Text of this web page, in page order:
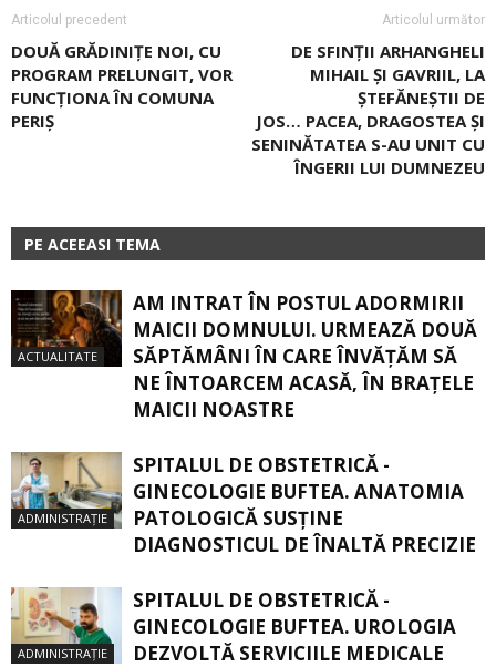
Articolul precedent
DOUĂ GRĂDINIŢE NOI, CU
PROGRAM PRELUNGIT, VOR
FUNCŢIONA ÎN COMUNA
PERIŞ
Articolul următor
DE SFINȚII ARHANGHELI
MIHAIL ȘI GAVRIIL, LA
ȘTEFĂNEȘTII DE
JOS… PACEA, DRAGOSTEA ŞI
SENINĂTATEA S-AU UNIT CU
ÎNGERII LUI DUMNEZEU
PE ACEEASI TEMA
ACTUALITATE
AM INTRAT ÎN POSTUL ADORMIRII
MAICII DOMNULUI. URMEAZĂ DOUĂ
SĂPTĂMÂNI ÎN CARE ÎNVĂŢĂM SĂ
NE ÎNTOARCEM ACASĂ, ÎN BRAŢELE
MAICII NOASTRE
ADMINISTRAȚIE
SPITALUL DE OBSTETRICĂ -
GINECOLOGIE BUFTEA. ANATOMIA
PATOLOGICĂ SUSŢINE
DIAGNOSTICUL DE ÎNALTĂ PRECIZIE
ADMINISTRAȚIE
SPITALUL DE OBSTETRICĂ -
GINECOLOGIE BUFTEA. UROLOGIA
DEZVOLTĂ SERVICIILE MEDICALE